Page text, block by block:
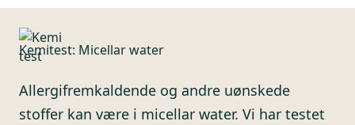
Kemitest: Micellar water
Allergifremkaldende og andre uønskede
stoffer kan være i micellar water. Vi har testet